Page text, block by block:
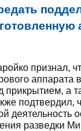
признал,
аппарата
прикрытием, а
подтвердил,
деятельность
разведки